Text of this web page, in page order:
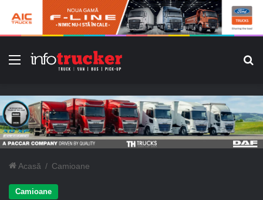
Meniu
Acasă / Camioane
Camioane